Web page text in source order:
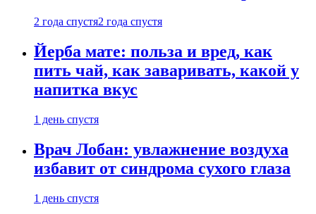
2 года спустя2 года спустя
Йерба мате: польза и вред, как
пить чай, как заваривать, какой у
напитка вкус
1 день спустя
Врач Лобан: увлажнение воздуха
избавит от синдрома сухого глаза
1 день спустя